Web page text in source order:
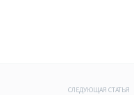
СЛЕДУЮЩАЯ СТАТЬЯ